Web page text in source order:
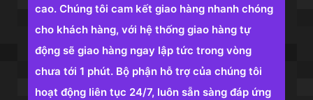
cao. Chúng tôi cam kết giao hàng nhanh chóng
cho khách hàng, với hệ thống giao hàng tự
động sẽ giao hàng ngay lập tức trong vòng
chưa tới 1 phút. Bộ phận hỗ trợ của chúng tôi
hoạt động liên tục 24/7, luôn sẵn sàng đáp ứng